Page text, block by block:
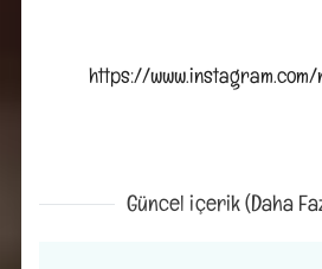
https://
Güncel içerik (Daha